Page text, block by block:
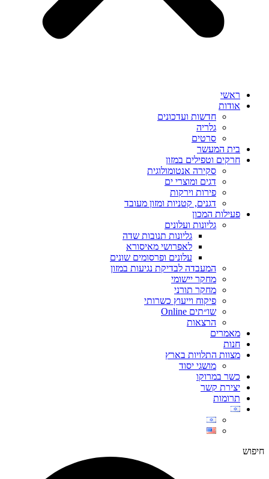
ראשי
אודות
חדשות ועדכונים
גלריה
סרטים
בית המעשר
חרקים וטפילים במזון
סקירה אנטומולוגית
דגים ומוצרי ים
פירות וירקות
דגנים, קטניות ומזון מעובד
פעילות המכון
גליונות ועלונים
גליונות תנובות שדה
לאפרושי מאיסורא
עלונים ופרסומים שונים
המעבדה לבדיקת נגיעות במזון
מחקר יישומי
מחקר תורני
פיקוח וייעוץ כשרותי
שו״תים Online
הרצאות
מאמרים
חנות
מצוות התלויות בארץ
מושגי יסוד
כשר במרוקו
יצירת קשר
תרומות
חיפוש